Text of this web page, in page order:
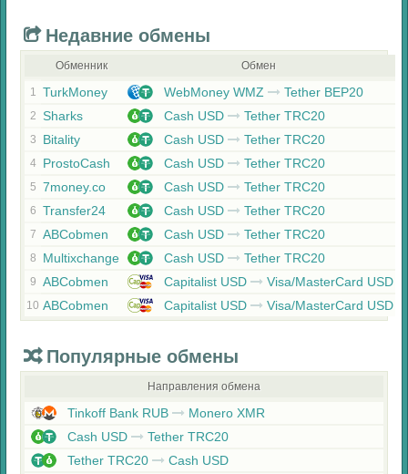
Недавние обмены
Обменник Обмен
1 TurkMoney WebMoney WMZ Tether BEP20
2 Sharks Cash USD Tether TRC20
3 Bitality Cash USD Tether TRC20
4 ProstoCash Cash USD Tether TRC20
5 7money.co Cash USD Tether TRC20
6 Transfer24 Cash USD Tether TRC20
7 ABCobmen Cash USD Tether TRC20
8 Multixchange Cash USD Tether TRC20
9 ABCobmen Capitalist USD Visa/MasterCard USD
10 ABCobmen Capitalist USD Visa/MasterCard USD
Популярные обмены
Направления обмена
Tinkoff Bank RUB
Monero XMR
Cash USD
Tether TRC20
Tether TRC20
Cash USD